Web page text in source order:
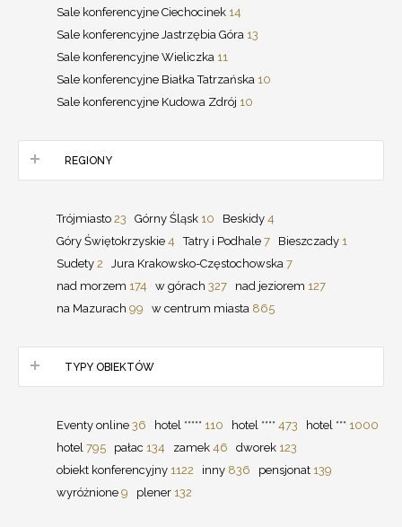
Sale konferencyjne Ciechocinek 14
Sale konferencyjne Jastrzębia Góra 13
Sale konferencyjne Wieliczka 11
Sale konferencyjne Białka Tatrzańska 10
Sale konferencyjne Kudowa Zdrój 10
REGIONY
Trójmiasto 23 Górny Śląsk 10 Beskidy 4
Góry Świętokrzyskie 4 Tatry i Podhale 7 Bieszczady 1
Sudety 2 Jura Krakowsko-Częstochowska 7
nad morzem 174 w górach 327 nad jeziorem 127
na Mazurach 99 w centrum miasta 865
TYPY OBIEKTÓW
Eventy online 36 hotel ***** 110 hotel **** 473 hotel *** 1000
hotel 795 pałac 134 zamek 46 dworek 123
obiekt konferencyjny 1122 inny 836 pensjonat 139
wyróżnione 9 plener 132